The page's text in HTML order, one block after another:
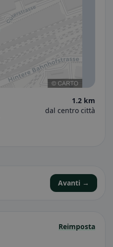
Reimposta
1.2 km
dal centro città
Avanti →